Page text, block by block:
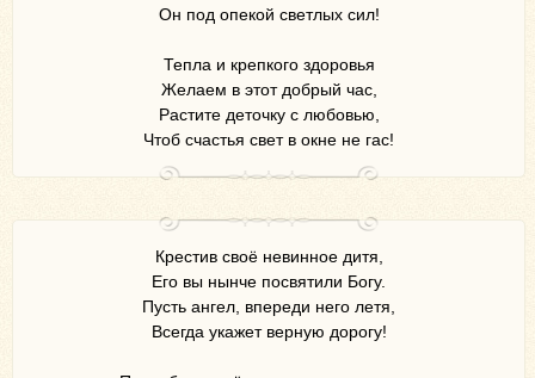
Он под опекой светлых сил!
Тепла и крепкого здоровья
Желаем в этот добрый час,
Растите деточку с любовью,
Чтоб счастья свет в окне не гас!
Крестив своё невинное дитя,
Его вы нынче посвятили Богу.
Пусть ангел, впереди него летя,
Всегда укажет верную дорогу!